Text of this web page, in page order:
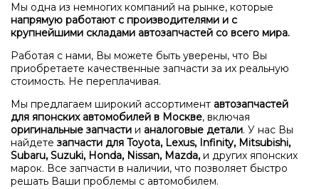
Мы одна из немногих компаний на рынке, которые
напрямую работают с производителями и с
крупнейшими складами автозапчастей со всего мира.
Работая с нами, Вы можете быть уверены, что Вы
приобретаете качественные запчасти за их реальную
стоимость. Не переплачивая.
Мы предлагаем широкий ассортимент автозапчастей
для японских автомобилей в Москве, включая
оригинальные запчасти и аналоговые детали. У нас Вы
найдете запчасти для Toyota, Lexus, Infinity, Mitsubishi,
Subaru, Suzuki, Honda, Nissan, Mazda, и других японских
марок. Все запчасти в наличии, что позволяет быстро
решать Ваши проблемы с автомобилем.